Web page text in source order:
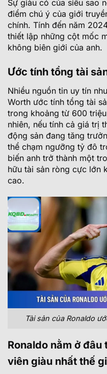
Sự giàu có của siêu sao
điểm chú ý của giới
chính. Tính đến năm
thiết lập những cột mốc
không biên giới của anh.
Ước tính tổng tài
Nhiều nguồn tin uy tín
Worth ước tính tổng tài
trong khoảng từ 600
nhiên, nếu tính cả giá trị
động sản đang tăng
thể chạm ngưỡng tỷ đô
biến anh trở thành một
hữu tài sản ròng cực lớn
cao.
Tài sản của Ronaldo
Ronaldo nằm ở
viên giàu nhất thế